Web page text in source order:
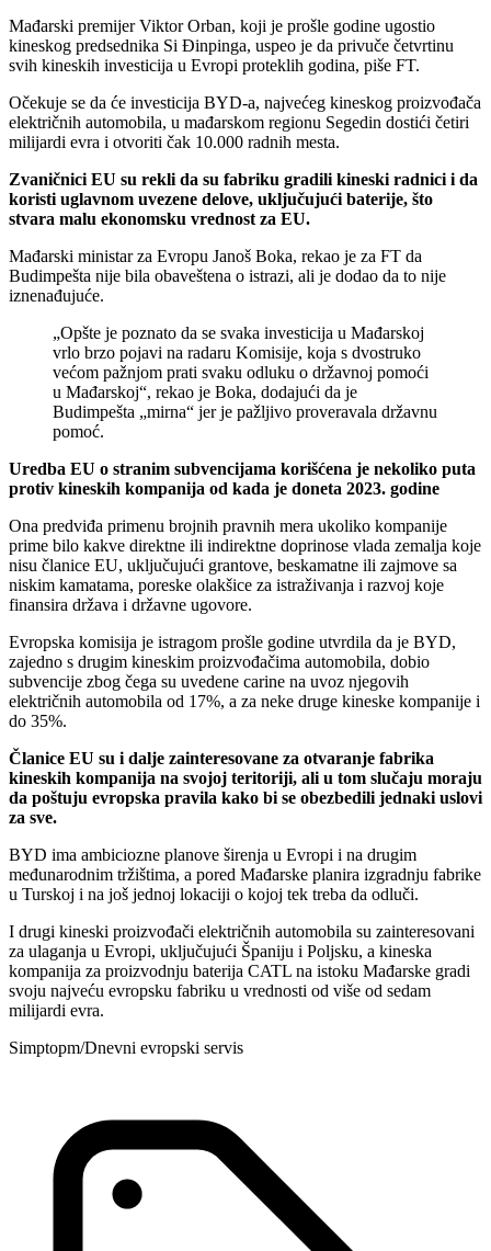
Mađarski premijer Viktor Orban, koji je prošle godine ugostio
kineskog predsednika Si Đinpinga, uspeo je da privuče četvrtinu
svih kineskih investicija u Evropi proteklih godina, piše FT.
Očekuje se da će investicija BYD-a, najvećeg kineskog proizvođača
električnih automobila, u mađarskom regionu Segedin dostići četiri
milijardi evra i otvoriti čak 10.000 radnih mesta.
Zvaničnici EU su rekli da su fabriku gradili kineski radnici i da
koristi uglavnom uvezene delove, uključujući baterije, što
stvara malu ekonomsku vrednost za EU.
Mađarski ministar za Evropu Janoš Boka, rekao je za FT da
Budimpešta nije bila obaveštena o istrazi, ali je dodao da to nije
iznenađujuće.
„Opšte je poznato da se svaka investicija u Mađarskoj
vrlo brzo pojavi na radaru Komisije, koja s dvostruko
većom pažnjom prati svaku odluku o državnoj pomoći
u Mađarskoj“, rekao je Boka, dodajući da je
Budimpešta „mirna“ jer je pažljivo proveravala državnu
pomoć.
Uredba EU o stranim subvencijama korišćena je nekoliko puta
protiv kineskih kompanija od kada je doneta 2023. godine
Ona predviđa primenu brojnih pravnih mera ukoliko kompanije
prime bilo kakve direktne ili indirektne doprinose vlada zemalja koje
nisu članice EU, uključujući grantove, beskamatne ili zajmove sa
niskim kamatama, poreske olakšice za istraživanja i razvoj koje
finansira država i državne ugovore.
Evropska komisija je istragom prošle godine utvrdila da je BYD,
zajedno s drugim kineskim proizvođačima automobila, dobio
subvencije zbog čega su uvedene carine na uvoz njegovih
električnih automobila od 17%, a za neke druge kineske kompanije i
do 35%.
Članice EU su i dalje zainteresovane za otvaranje fabrika
kineskih kompanija na svojoj teritoriji, ali u tom slučaju moraju
da poštuju evropska pravila kako bi se obezbedili jednaki uslovi
za sve.
BYD ima ambiciozne planove širenja u Evropi i na drugim
međunarodnim tržištima, a pored Mađarske planira izgradnju fabrike
u Turskoj i na još jednoj lokaciji o kojoj tek treba da odluči.
I drugi kineski proizvođači električnih automobila su zainteresovani
za ulaganja u Evropi, uključujući Španiju i Poljsku, a kineska
kompanija za proizvodnju baterija CATL na istoku Mađarske gradi
svoju najveću evropsku fabriku u vrednosti od više od sedam
milijardi evra.
Simptopm/Dnevni evropski servis